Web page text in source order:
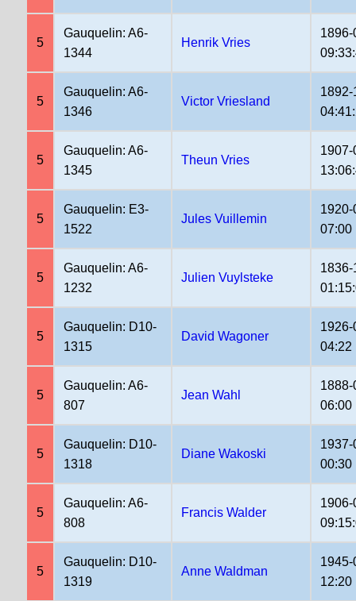
5
Gauquelin: A6-
1344
Henrik Vries
5
Gauquelin: A6-
1346
Victor Vriesland
5
Gauquelin: A6-
1345
Theun Vries
5
Gauquelin: E3-
1522
Jules Vuillemin
07:00
5
Gauquelin: A6-
1232
Julien Vuylsteke
1836-
5
Gauquelin: D10-
1315
David Wagoner
04:22
5
Gauquelin: A6-
807
Jean Wahl
06:00
5
Gauquelin: D10-
1318
Diane Wakoski
00:30
5
Gauquelin: A6-
808
Francis Walder
5
Gauquelin: D10-
1319
Anne Waldman
12:20